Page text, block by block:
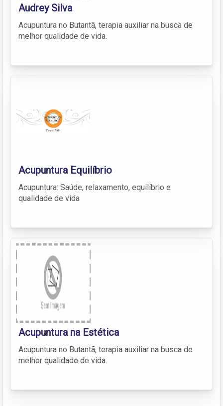
Audrey Silva
Acupuntura no Butantã, terapia auxiliar na busca de
melhor qualidade de vida.
Acupuntura Equilíbrio
Acupuntura: Saúde, relaxamento, equilíbrio e
qualidade de vida
Acupuntura na Estética
Acupuntura no Butantã, terapia auxiliar na busca de
melhor qualidade de vida.